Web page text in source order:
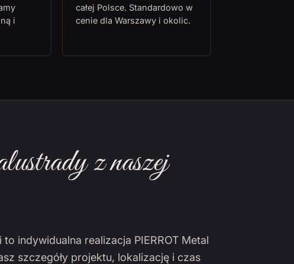
i
całej Polsce. Standardowo w
cenie dla Warszawy i okolic.
z naszej
indywidualna realizacja PIERROT Metal
szczegóły projektu, lokalizację i czas